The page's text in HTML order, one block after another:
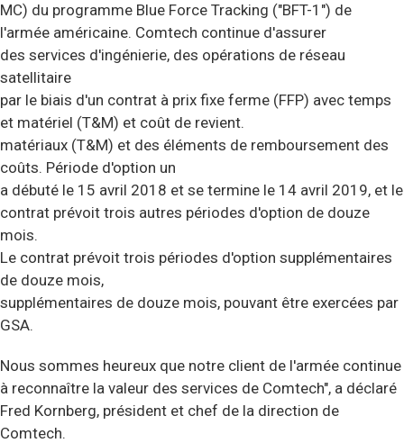
MC) du programme Blue Force Tracking ("BFT-1") de
l'armée américaine. Comtech continue d'assurer
des services d'ingénierie, des opérations de réseau
satellitaire
par le biais d'un contrat à prix fixe ferme (FFP) avec temps
et matériel (T&M) et coût de revient.
matériaux (T&M) et des éléments de remboursement des
coûts. Période d'option un
a débuté le 15 avril 2018 et se termine le 14 avril 2019, et le
contrat prévoit trois autres périodes d'option de douze
mois.
Le contrat prévoit trois périodes d'option supplémentaires
de douze mois,
supplémentaires de douze mois, pouvant être exercées par
GSA.
Nous sommes heureux que notre client de l'armée continue
à reconnaître la valeur des services de Comtech", a déclaré
Fred Kornberg, président et chef de la direction de
Comtech.